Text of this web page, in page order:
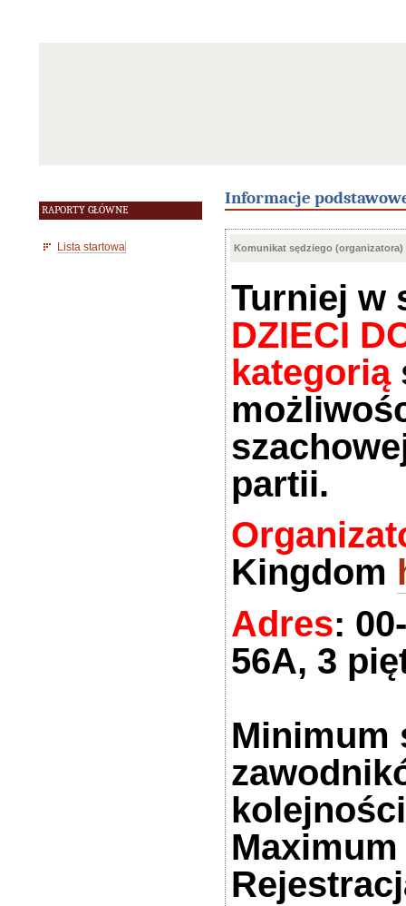
RAPORTY GŁÓWNE
Lista startowa
Informacje
Komunikat sędziego (organizatora)
Turniej w
DZIECI
kategorią
partii.
Kingdom
Adres:
56A, 3
Minimum